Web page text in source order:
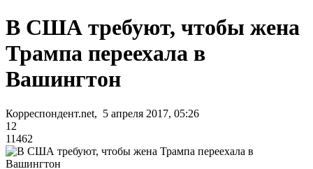
В США требуют, чтобы жена
Трампа переехала в
Вашингтон
Корреспондент.net, 5 апреля 2017, 05:26
12
11462